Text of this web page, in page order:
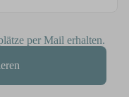
per Mail erhalten.